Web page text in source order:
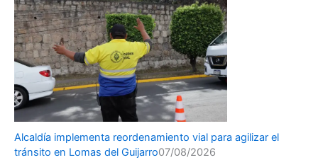
Alcaldía implementa reordenamiento vial para agilizar el
tránsito en Lomas del Guijarro07/08/2026